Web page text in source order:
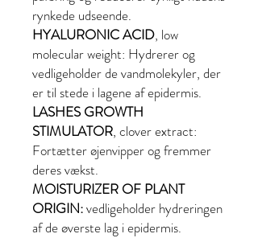
rynkede udseende.
HYALURONIC ACID, low
molecular weight: Hydrerer og
vedligeholder de vandmolekyler, der
er til stede i lagene af epidermis.
LASHES GROWTH
STIMULATOR, clover extract:
Fortætter øjenvipper og fremmer
deres vækst.
MOISTURIZER OF PLANT
ORIGIN:vedligeholder hydreringen
af de øverste lag i epidermis.